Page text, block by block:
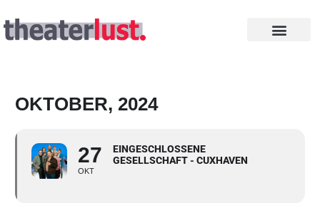
Inhalt
springen
OKTOBER, 2024
27
OKT
EINGESCHLOSSENE
GESELLSCHAFT - CUXHAVEN